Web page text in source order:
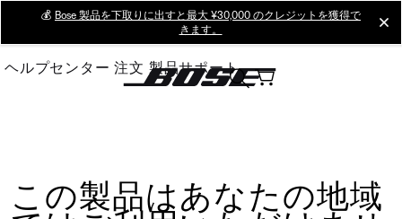
Main
💰 Bose 製品を下取りに出すと最大 ¥30,000 のクレジットを獲得で
きます。
ヘルプセンター 注文 製品サポート
この製品はあなたの地域